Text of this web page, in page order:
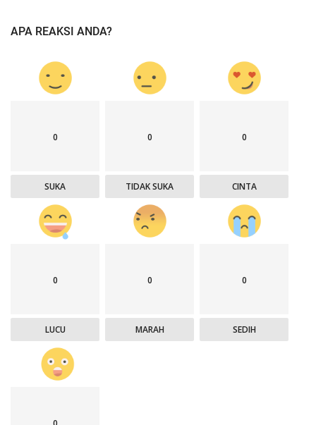
APA REAKSI ANDA?
0
SUKA
0
TIDAK SUKA
0
CINTA
0
LUCU
0
MARAH
0
SEDIH